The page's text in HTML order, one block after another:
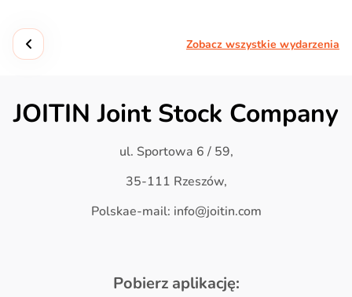
Zobacz wszystkie wydarzenia
JOITIN Joint Stock Company
ul. Sportowa 6 / 59,
35-111 Rzeszów,
Polskae-mail: info@joitin.com
Pobierz aplikację: